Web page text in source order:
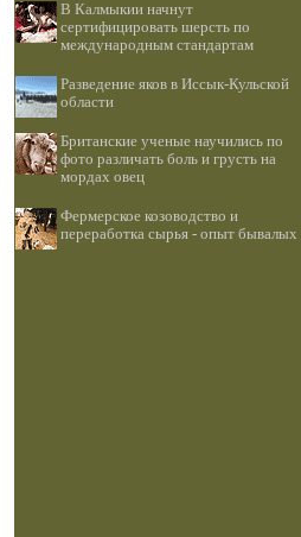
В Калмыкии начнут
сертифицировать шерсть по
международным стандартам
Разведение яков в Иссык-Кульской
области
Британские ученые научились по
фото различать боль и грусть на
мордах овец
Фермерское козоводство и
переработка сырья - опыт бывалых